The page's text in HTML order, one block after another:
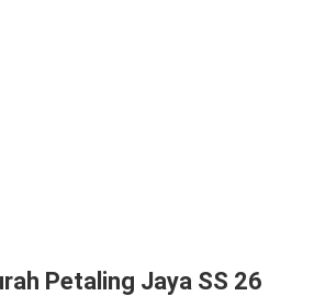
Petaling Jaya SS 26